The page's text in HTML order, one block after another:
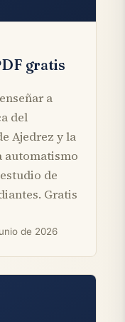
gratis
a
del
Ajedrez y la
automatismo
de
Gratis
de 2026